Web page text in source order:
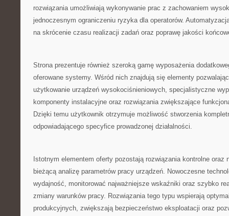
rozwiązania umożliwiają wykonywanie prac z zachowaniem
jednoczesnym ograniczeniu ryzyka dla operatorów.
na skrócenie czasu realizacji zadań oraz poprawę jakości
Strona prezentuje również szeroką gamę wyposażenia
oferowane systemy. Wśród nich znajdują się elementy
użytkowanie urządzeń wysokociśnieniowych, specjalistyczne
komponenty instalacyjne oraz rozwiązania zwiększające
Dzięki temu użytkownik otrzymuje możliwość stworzenia
odpowiadającego specyfice prowadzonej działalności.
Istotnym elementem oferty pozostają rozwiązania kontrolne oraz
bieżącą analizę parametrów pracy urządzeń. Nowoczesne
wydajność, monitorować najważniejsze wskaźniki oraz szybko
zmiany warunków pracy. Rozwiązania tego typu wspierają
produkcyjnych, zwiększają bezpieczeństwo eksploatacji oraz